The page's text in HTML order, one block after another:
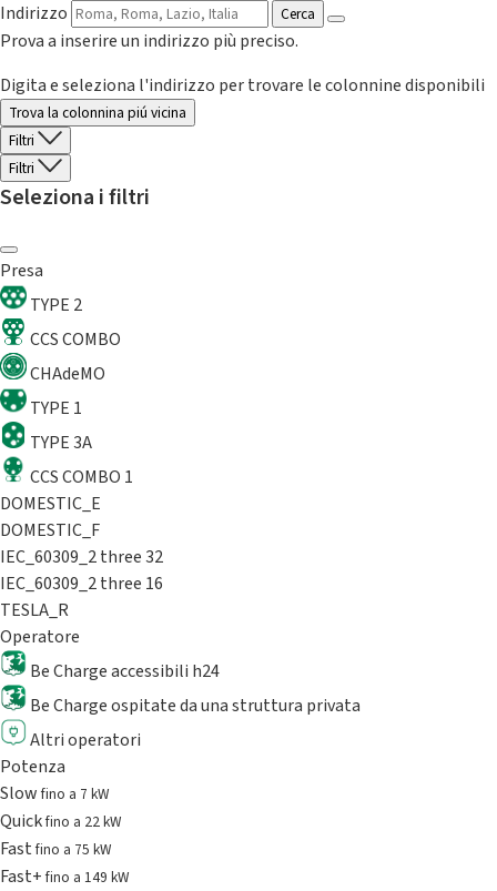
Indirizzo
Cerca
Prova a inserire un indirizzo più preciso.
Digita e seleziona l'indirizzo per trovare le colonnine disponibili
Trova la colonnina piú vicina
Filtri
Filtri
Seleziona i filtri
Presa
TYPE 2
CCS COMBO
CHAdeMO
TYPE 1
TYPE 3A
CCS COMBO 1
DOMESTIC_E
DOMESTIC_F
IEC_60309_2 three 32
IEC_60309_2 three 16
TESLA_R
Operatore
Be Charge accessibili h24
Be Charge ospitate da una struttura privata
Altri operatori
Potenza
Slowfino a 7 kW
Quickfino a 22 kW
Fastfino a 75 kW
Fast+fino a 149 kW